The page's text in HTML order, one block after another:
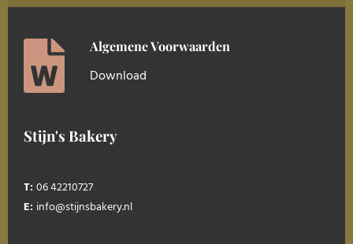
Algemene Voorwaarden
Download
Stijn's Bakery
T: 06 42210727
E: info@stijnsbakery.nl